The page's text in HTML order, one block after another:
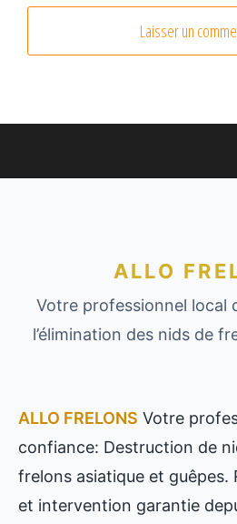
ALLO
Votre professionnel local
l’élimination des nids de
ALLO FRELONS Votre
confiance: Destruction de
frelons asiatique et guêpes.
et intervention garantie